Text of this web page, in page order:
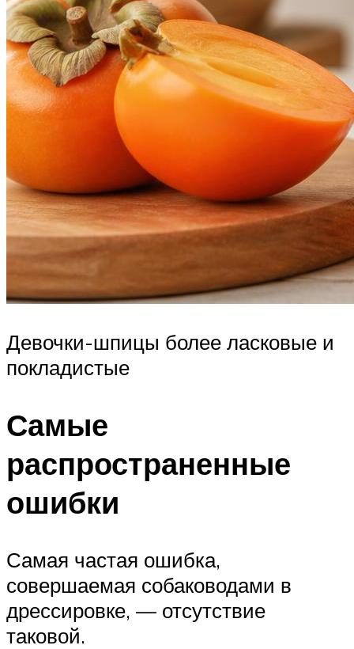
Девочки-шпицы более ласковые и
покладистые
Самые
распространенные
ошибки
Самая частая ошибка,
совершаемая собаководами в
дрессировке, — отсутствие
таковой.